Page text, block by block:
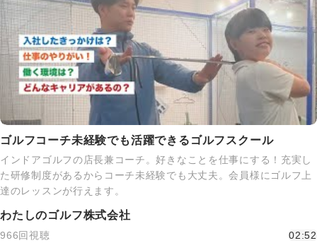
ゴルフコーチ未経験でも活躍できるゴルフスクール
インドアゴルフの店長兼コーチ。好きなことを仕事にする！充実し
た研修制度があるからコーチ未経験でも大丈夫。会員様にゴルフ上
達のレッスンが行えます。
わたしのゴルフ株式会社
966回視聴 02:52